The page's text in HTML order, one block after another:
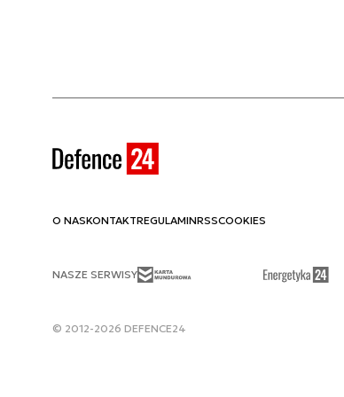
O NASKONTAKTREGULAMINRSSCOOKIES
NASZE SERWISY
© 2012-2026 DEFENCE24